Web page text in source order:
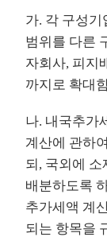
가. 각 구성
범위를 다른
자회사, 피지
까지로 확대
나. 내국추가
계산에 관하
되, 국외에
배분하도록
추가세액 계
되는 항목을